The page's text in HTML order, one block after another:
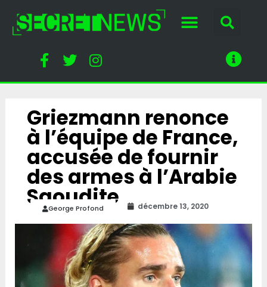
Griezmann renonce
à l’équipe de France,
accusée de fournir
des armes à l’Arabie
Saoudite
George Profond décembre 13, 2020